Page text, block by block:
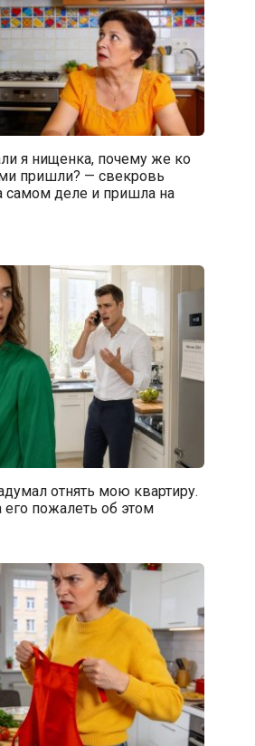
я нищенка, почему же ко
пришли? — свекровь
самом деле и пришла на
отнять мою квартиру.
его пожалеть об этом